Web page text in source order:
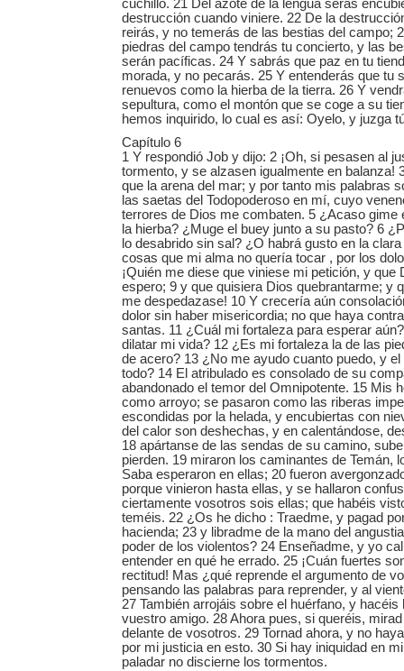
cuchillo. 21 Del azote de la lengua serás
destrucción cuando viniere. 22 De la
reirás, y no temerás de las bestias del campo;
piedras del campo tendrás tu concierto, y las
serán pacíficas. 24 Y sabrás que paz en tu
morada, y no pecarás. 25 Y entenderás que tu
renuevos como la hierba de la tierra. 26 Y
sepultura, como el montón que se coge a su
hemos inquirido, lo cual es así: Oyelo, y juzga
Capítulo 6
1 Y respondió Job y dijo: 2 ¡Oh, si pesasen al
tormento, y se alzasen igualmente en balanza!
que la arena del mar; y por tanto mis palabras
las saetas del Todopoderoso en mí, cuyo
terrores de Dios me combaten. 5 ¿Acaso gime
la hierba? ¿Muge el buey junto a su pasto? 6
lo desabrido sin sal? ¿O habrá gusto en la
cosas que mi alma no quería tocar , por los
¡Quién me diese que viniese mi petición, y que
espero; 9 y que quisiera Dios quebrantarme; y
me despedazase! 10 Y crecería aún
dolor sin haber misericordia; no que haya
santas. 11 ¿Cuál mi fortaleza para esperar
dilatar mi vida? 12 ¿Es mi fortaleza la de las
de acero? 13 ¿No me ayudo cuanto puedo, y
todo? 14 El atribulado es consolado de su
abandonado el temor del Omnipotente. 15 Mis
como arroyo; se pasaron como las riberas
escondidas por la helada, y encubiertas con
del calor son deshechas, y en calentándose,
18 apártanse de las sendas de su camino,
pierden. 19 miraron los caminantes de Temán,
Saba esperaron en ellas; 20 fueron
porque vinieron hasta ellas, y se hallaron
ciertamente vosotros sois ellas; que habéis
teméis. 22 ¿Os he dicho : Traedme, y pagad
hacienda; 23 y libradme de la mano del
poder de los violentos? 24 Enseñadme, y yo
entender en qué he errado. 25 ¡Cuán fuertes
rectitud! Mas ¿qué reprende el argumento de
pensando las palabras para reprender, y al
27 También arrojáis sobre el huérfano, y hacéis
vuestro amigo. 28 Ahora pues, si queréis,
delante de vosotros. 29 Tornad ahora, y no
por mi justicia en esto. 30 Si hay iniquidad en
paladar no discierne los tormentos.